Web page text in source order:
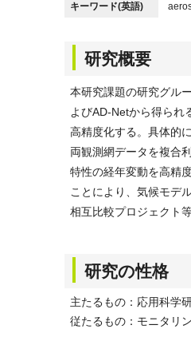
キーワード(英語)
研究概要
本研究課題の研究グル
よびAD-Netから得られ
高精度化する。具体的
両観測網データを複合
特性の経年変動を高精
ことにより、気候モデ
相互比較プロジェクト
研究の性格
主たるもの：応用科学
従たるもの：モニタリ